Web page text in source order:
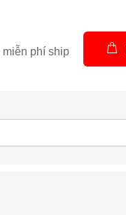
miễn phí ship